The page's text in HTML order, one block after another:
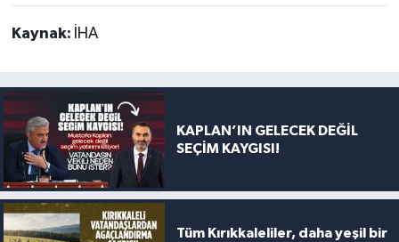
Kaynak: İHA
KAPLAN’IN GELECEK DEĞİL
SEÇİM KAYGISI!
Tüm Kırıkkaleliler, daha yeşil bir